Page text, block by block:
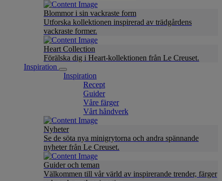
Blommor i sin vackraste form
Utforska kollektionen inspirerad av trädgårdens
vackraste former.
Heart Collection
Förälska dig i Heart-kollektionen från Le Creuset.
Inspiration
Inspiration
Recept
Guider
Våre färger
Vårt håndverk
Nyheter
Se de söta nya minigrytorna och andra spännande
nyheter från Le Creuset.
Guider och teman
Välkommen till vår värld av inspirerande trender, färger